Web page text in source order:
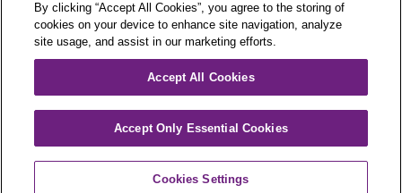
Woman In Menopause (WIM) est une initiative de Theramex
Belgique.
By clicking “Accept All Cookies”, you agree to the storing of
cookies on your device to enhance site navigation, analyze
site usage, and assist in our marketing efforts.
Accept All Cookies
Accept Only Essential Cookies
Cookies Settings